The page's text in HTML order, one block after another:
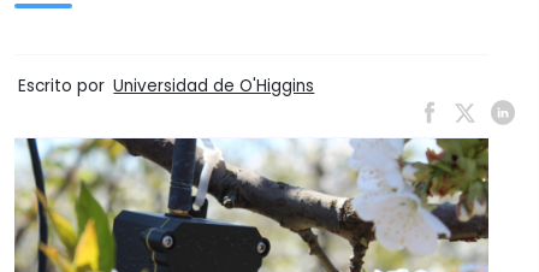
Escrito por Universidad de O'Higgins